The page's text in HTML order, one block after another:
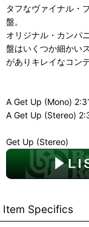
タフなヴァイナル・
盤。
オリジナル・カンパ
盤はいくつか細かい
がありキレイなコン
A Get Up (Mono)
A Get Up (Stereo)
Get Up (Stereo)
Item Specifics